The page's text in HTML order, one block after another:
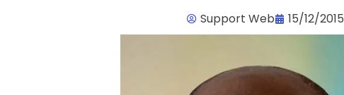
Support Web 15/12/2015